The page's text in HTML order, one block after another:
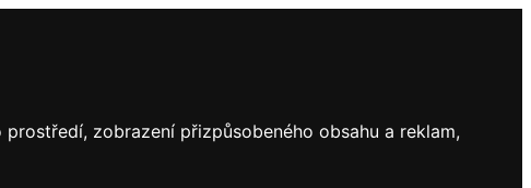
zobrazení přizpůsobeného obsahu a reklam,